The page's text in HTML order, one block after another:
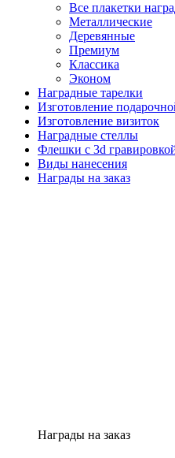
Все плакетки
Металлические
Деревянные
Премиум
Классика
Эконом
Наградные тарелки
Изготовление
Изготовление визиток
Наградные стеллы
Флешки с 3d
Виды нанесения
Награды на заказ
Награды на заказ